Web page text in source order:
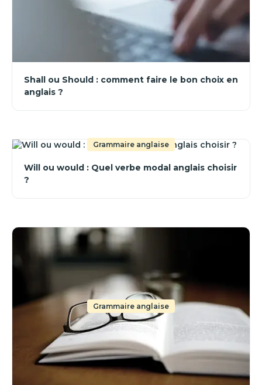
Shall ou Should : comment faire le bon choix en
anglais ?
Grammaire anglaise
Will ou would : Quel verbe modal anglais choisir
?
Grammaire anglaise